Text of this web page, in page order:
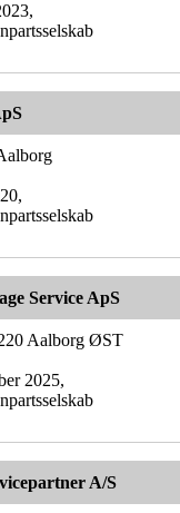
Service ApS
Aalborg ØST
2025,
A/S